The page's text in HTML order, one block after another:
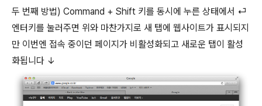
두 번째 방법) Command + Shift 키를 동시에 누른 상태에서 ⏎
엔터키를 눌러주면 위와 마찬가지로 새 탭에 웹사이트가 표시되지
만 이번엔 접속 중이던 페이지가 비활성화되고 새로운 탭이 활성
화됩니다 ↓